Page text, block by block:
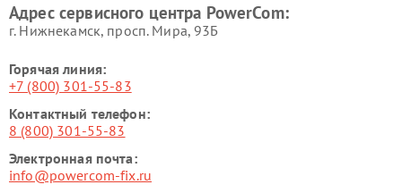
Адрес сервисного центра PowerCom:
г. Нижнекамск, просп. Мира, 93Б
Горячая линия:
+7 (800) 301-55-83
Контактный телефон:
8 (800) 301-55-83
Электронная почта:
info@powercom-fix.ru